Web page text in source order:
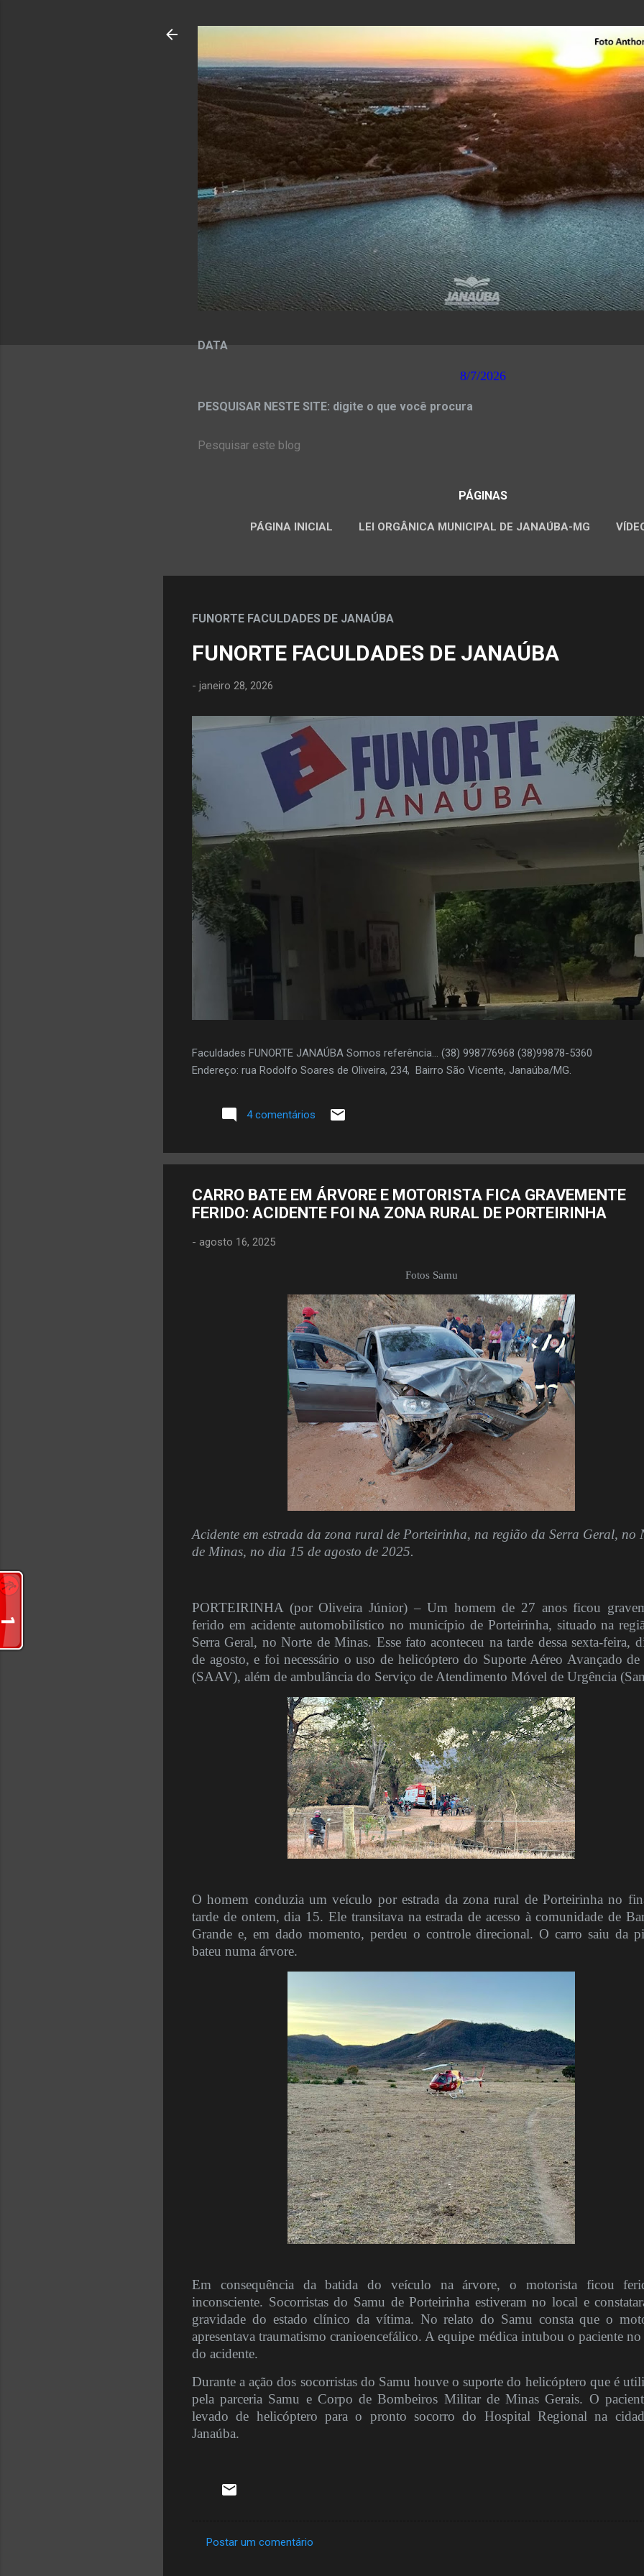
DATA
8/7/2026
PESQUISAR NESTE SITE: digite o que você procura
PÁGINAS
PÁGINA INICIAL LEI ORGÂNICA MUNICIPAL DE JANAÚBA-MG
FUNORTE FACULDADES DE JANAÚBA
FUNORTE FACULDADES DE JANAÚBA
- janeiro 28, 2026
Faculdades FUNORTE JANAÚBA Somos referência... (38) 998776968 (38)99878-5360
Endereço: rua Rodolfo Soares de Oliveira, 234, Bairro São Vicente, Janaúba/MG.
4 comentários
CARRO BATE EM ÁRVORE E MOTORISTA FICA GRAVEMENTE
FERIDO: ACIDENTE FOI NA ZONA RURAL DE PORTEIRINHA
- agosto 16, 2025
Fotos Samu
Acidente em estrada da zona rural de Porteirinha, na região da Serra Geral, no
de Minas, no dia 15 de agosto de 2025.
PORTEIRINHA (por Oliveira Júnior) – Um homem de 27 anos ficou
ferido em acidente automobilístico no município de Porteirinha, situado na
Serra Geral, no Norte de Minas. Esse fato aconteceu na tarde dessa sexta-feira,
de agosto, e foi necessário o uso de helicóptero do Suporte Aéreo Avançado
(SAAV), além de ambulância do Serviço de Atendimento Móvel de Urgência
O homem conduzia um veículo por estrada da zona rural de Porteirinha no
tarde de ontem, dia 15. Ele transitava na estrada de acesso à comunidade de
Grande e, em dado momento, perdeu o controle direcional. O carro saiu da
bateu numa árvore.
Em consequência da batida do veículo na árvore, o motorista ficou
inconsciente. Socorristas do Samu de Porteirinha estiveram no local e
gravidade do estado clínico da vítima. No relato do Samu consta que o
apresentava traumatismo cranioencefálico. A equipe médica intubou o paciente
do acidente.
Durante a ação dos socorristas do Samu houve o suporte do helicóptero que é
pela parceria Samu e Corpo de Bombeiros Militar de Minas Gerais. O
levado de helicóptero para o pronto socorro do Hospital Regional na
Janaúba.
Postar um comentário